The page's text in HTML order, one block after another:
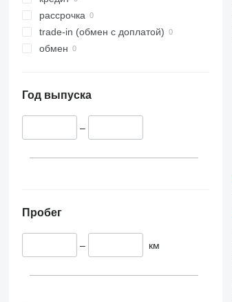
рассрочка
trade-in (обмен с доплатой)
обмен
Год выпуска
–
Пробег
– км